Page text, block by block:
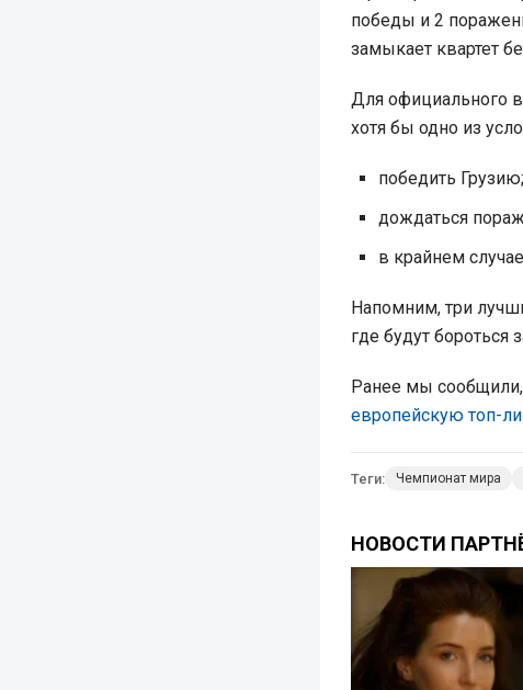
победы и 2
замыкает квартет
Для официального
хотя бы одно из
победить Грузию;
дождаться
в крайнем
Напомним, три
где будут бороться
Ранее мы сообщили,
европейскую топ-
Теги: Чемпионат мира